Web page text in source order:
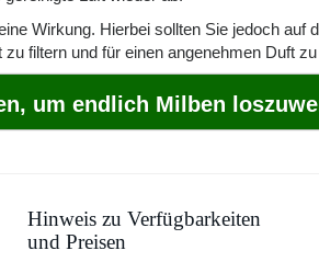
Wirkung. Hierbei sollten Sie jedoch auf
filtern und für einen angenehmen Duft
um endlich Milben
Hinweis zu Verfügbarkeiten
und Preisen